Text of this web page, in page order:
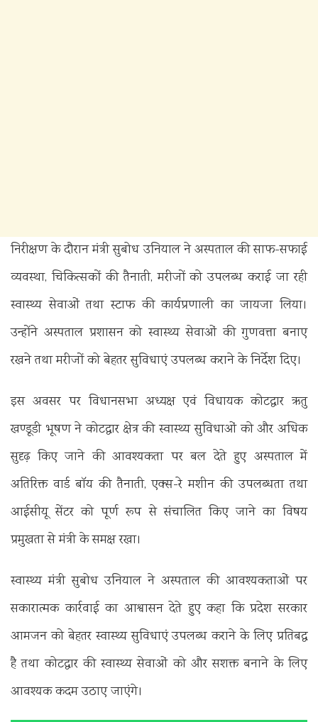
निरीक्षण के दौरान मंत्री सुबोध उनियाल ने अस्पताल की साफ-सफाई
व्यवस्था, चिकित्सकों की तैनाती, मरीजों को उपलब्ध कराई जा रही
स्वास्थ्य सेवाओं तथा स्टाफ की कार्यप्रणाली का जायजा लिया।
उन्होंने अस्पताल प्रशासन को स्वास्थ्य सेवाओं की गुणवत्ता बनाए
रखने तथा मरीजों को बेहतर सुविधाएं उपलब्ध कराने के निर्देश दिए।
इस अवसर पर विधानसभा अध्यक्ष एवं विधायक कोटद्वार ऋतु
खण्डूडी भूषण ने कोटद्वार क्षेत्र की स्वास्थ्य सुविधाओं को और अधिक
सुदृढ़ किए जाने की आवश्यकता पर बल देते हुए अस्पताल में
अतिरिक्त वार्ड बॉय की तैनाती, एक्स-रे मशीन की उपलब्धता तथा
आईसीयू सेंटर को पूर्ण रूप से संचालित किए जाने का विषय
प्रमुखता से मंत्री के समक्ष रखा।
स्वास्थ्य मंत्री सुबोध उनियाल ने अस्पताल की आवश्यकताओं पर
सकारात्मक कार्रवाई का आश्वासन देते हुए कहा कि प्रदेश सरकार
आमजन को बेहतर स्वास्थ्य सुविधाएं उपलब्ध कराने के लिए प्रतिबद्ध
है तथा कोटद्वार की स्वास्थ्य सेवाओं को और सशक्त बनाने के लिए
आवश्यक कदम उठाए जाएंगे।